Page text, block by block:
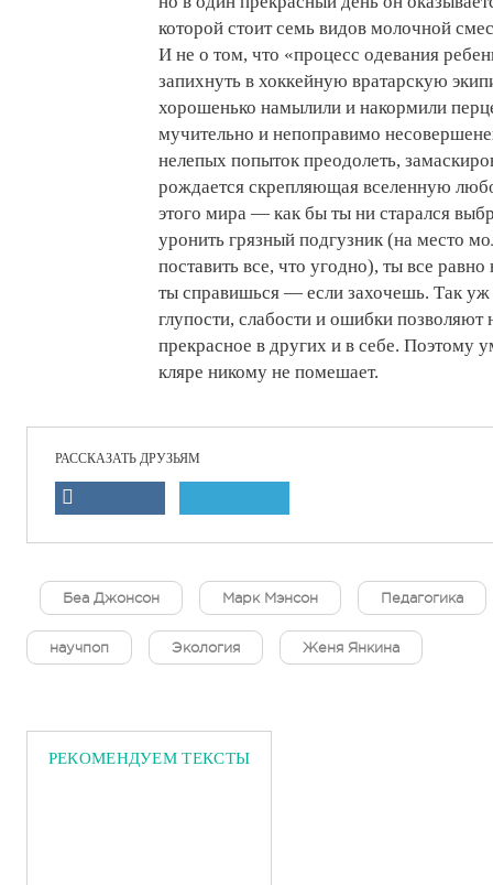
которой стоит семь видов молочной
И не о том, что «процесс одевания
запихнуть в хоккейную вратарскую
хорошенько намылили и накормили
мучительно и непоправимо
нелепых попыток преодолеть,
рождается скрепляющая вселенную
этого мира — как бы ты ни старался
уронить грязный подгузник (на место
поставить все, что угодно), ты все
ты справишься — если захочешь. Так уж
глупости, слабости и ошибки позволяют
прекрасное в других и в себе. Поэтому
кляре никому не помешает.
РАССКАЗАТЬ ДРУЗЬЯМ
Беа Джонсон Марк Мэнсон Педагогика
научпоп Экология Женя Янкина
РЕКОМЕНДУЕМ ТЕКСТЫ